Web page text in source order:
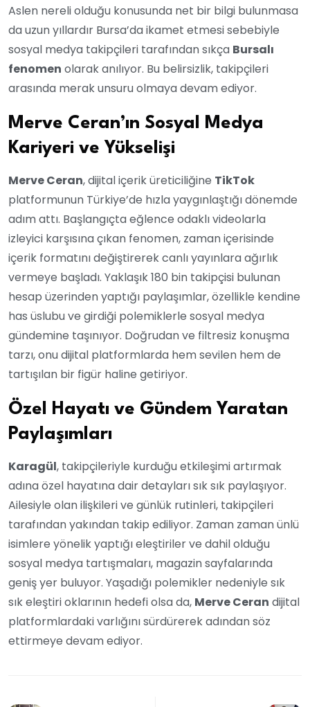
Aslen nereli olduğu konusunda net bir bilgi bulunmasa
da uzun yıllardır Bursa’da ikamet etmesi sebebiyle
sosyal medya takipçileri tarafından sıkça Bursalı
fenomen olarak anılıyor. Bu belirsizlik, takipçileri
arasında merak unsuru olmaya devam ediyor.
Merve Ceran’ın Sosyal Medya
Kariyeri ve Yükselişi
Merve Ceran, dijital içerik üreticiliğine TikTok
platformunun Türkiye’de hızla yaygınlaştığı dönemde
adım attı. Başlangıçta eğlence odaklı videolarla
izleyici karşısına çıkan fenomen, zaman içerisinde
içerik formatını değiştirerek canlı yayınlara ağırlık
vermeye başladı. Yaklaşık 180 bin takipçisi bulunan
hesap üzerinden yaptığı paylaşımlar, özellikle kendine
has üslubu ve girdiği polemiklerle sosyal medya
gündemine taşınıyor. Doğrudan ve filtresiz konuşma
tarzı, onu dijital platformlarda hem sevilen hem de
tartışılan bir figür haline getiriyor.
Özel Hayatı ve Gündem Yaratan
Paylaşımları
Karagül, takipçileriyle kurduğu etkileşimi artırmak
adına özel hayatına dair detayları sık sık paylaşıyor.
Ailesiyle olan ilişkileri ve günlük rutinleri, takipçileri
tarafından yakından takip ediliyor. Zaman zaman ünlü
isimlere yönelik yaptığı eleştiriler ve dahil olduğu
sosyal medya tartışmaları, magazin sayfalarında
geniş yer buluyor. Yaşadığı polemikler nedeniyle sık
sık eleştiri oklarının hedefi olsa da, Merve Ceran dijital
platformlardaki varlığını sürdürerek adından söz
ettirmeye devam ediyor.